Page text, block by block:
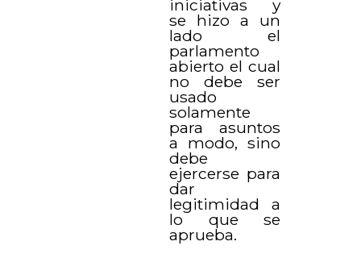
iniciativas y
se hizo a un
lado el
parlamento
abierto el cual
no debe ser
usado
solamente
para asuntos
a modo, sino
debe
ejercerse para
dar
legitimidad a
lo que se
aprueba.